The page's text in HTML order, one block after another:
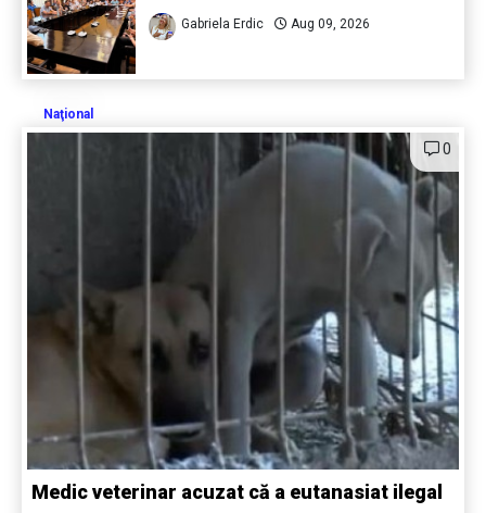
Gabriela Erdic Aug 09, 2026
Naţional
0
Medic veterinar acuzat că a eutanasiat ilegal